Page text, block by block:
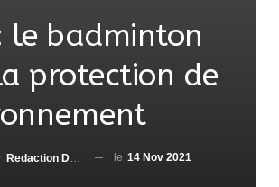
le badminton
protection de
Redaction DjenaSport le 14 Nov 2021